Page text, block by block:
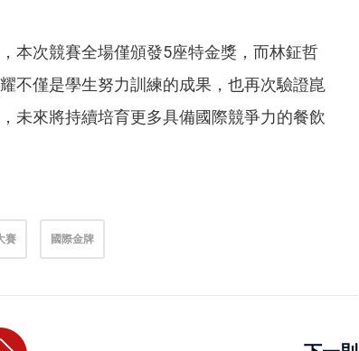
本次競賽全場僅頒發5座特金獎，而林鉦哲
不僅是學生努力訓練的成果，也再次驗證崑
未來將持續培育更多具備國際競爭力的餐飲
賽 國際金牌